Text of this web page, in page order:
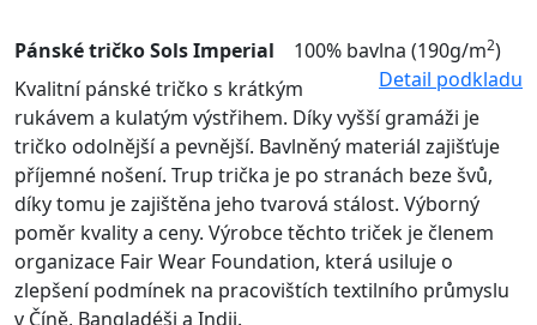
Pánské tričko Sols Imperial 100% bavlna (190g/m2)
Detail podkladu
Kvalitní pánské tričko s krátkým
rukávem a kulatým výstřihem. Díky vyšší gramáži je
tričko odolnější a pevnější. Bavlněný materiál zajišťuje
příjemné nošení. Trup trička je po stranách beze švů,
díky tomu je zajištěna jeho tvarová stálost. Výborný
poměr kvality a ceny. Výrobce těchto triček je členem
organizace Fair Wear Foundation, která usiluje o
zlepšení podmínek na pracovištích textilního průmyslu
v Číně, Bangladéši a Indii.